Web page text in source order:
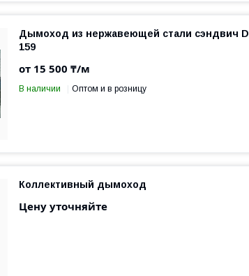
Дымоход из нержавеющей стали сэндвич D
159
от 15 500 ₸/м
В наличии Оптом и в розницу
Коллективный дымоход
Цену уточняйте